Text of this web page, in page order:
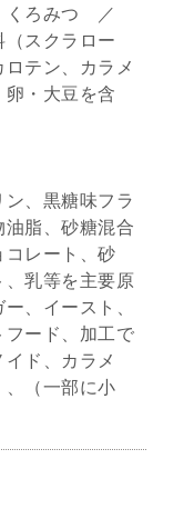
くろみつ ／
スクラロー
テン、カラメ
・大豆を含
、黒糖味フラ
脂、砂糖混合
レート、砂
乳等を主要原
、イースト、
ード、加工で
ド、カラメ
、（一部に小